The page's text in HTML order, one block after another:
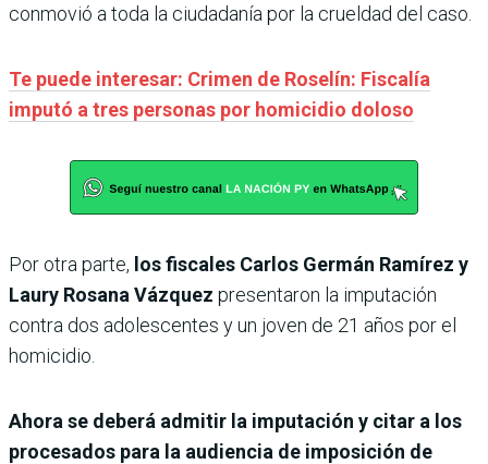
conmovió a toda la ciudadanía por la crueldad del caso.
Te puede interesar: Crimen de Roselín: Fiscalía
imputó a tres personas por homicidio doloso
Por otra parte, los fiscales Carlos Germán Ramírez y
Laury Rosana Vázquez presentaron la imputación
contra dos adolescentes y un joven de 21 años por el
homicidio.
Ahora se deberá admitir la imputación y citar a los
procesados para la audiencia de imposición de